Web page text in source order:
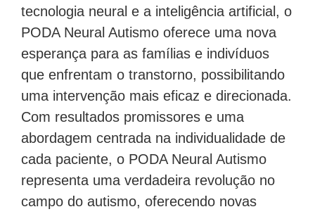
tecnologia neural e a inteligência artificial, o
PODA Neural Autismo oferece uma nova
esperança para as famílias e indivíduos
que enfrentam o transtorno, possibilitando
uma intervenção mais eficaz e direcionada.
Com resultados promissores e uma
abordagem centrada na individualidade de
cada paciente, o PODA Neural Autismo
representa uma verdadeira revolução no
campo do autismo, oferecendo novas